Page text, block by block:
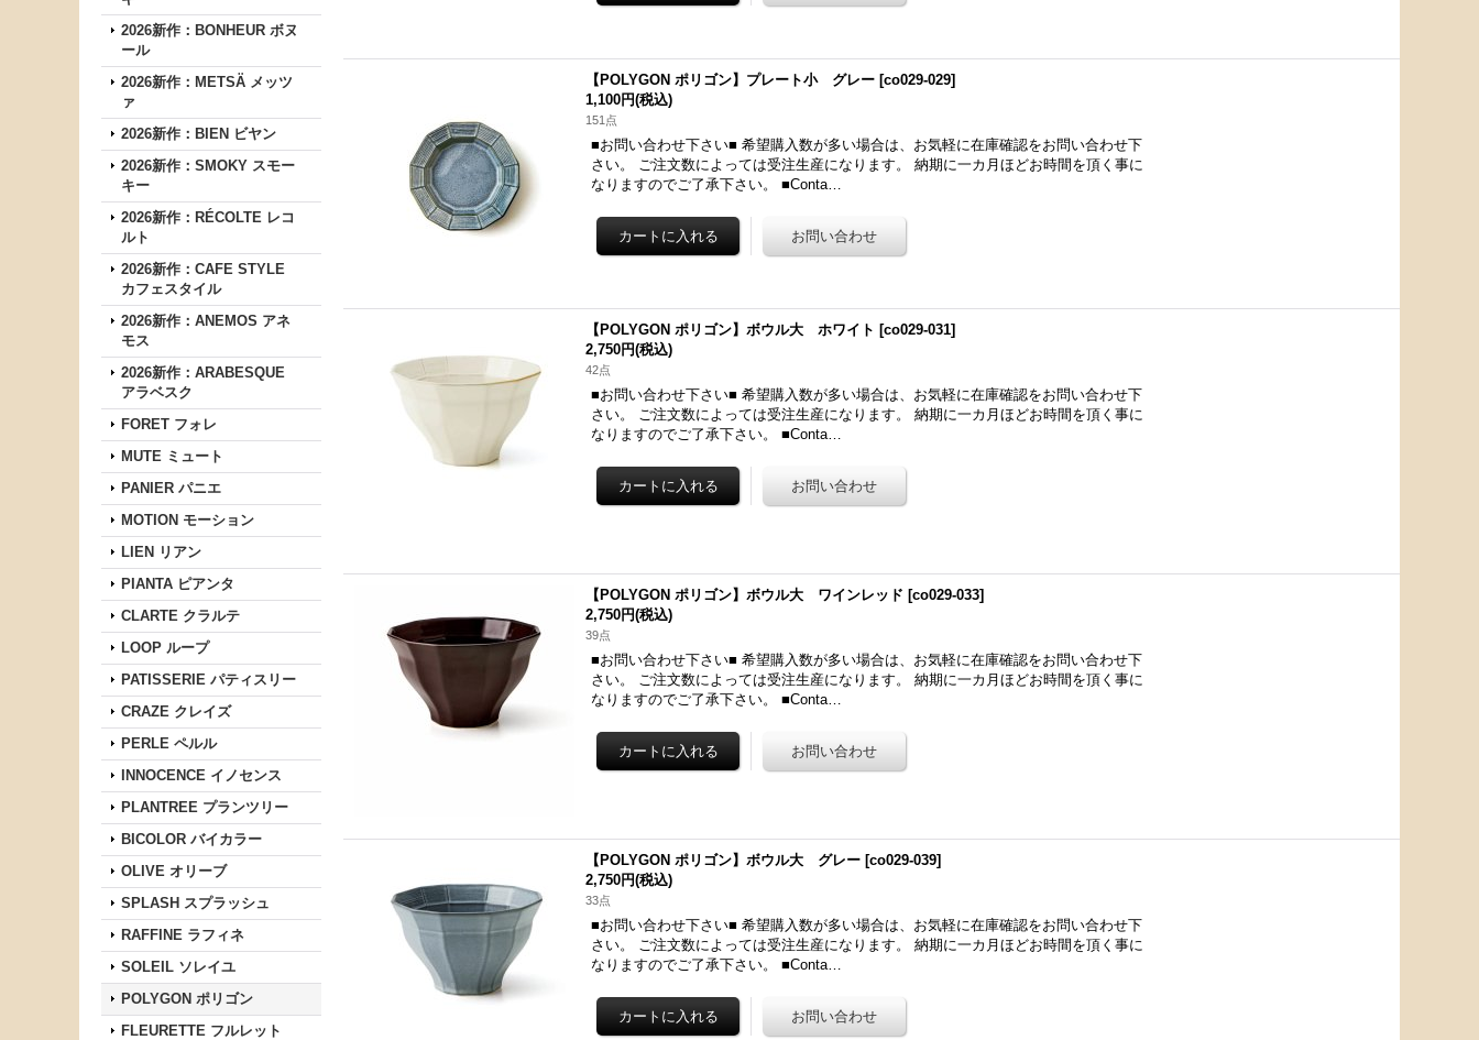
2026新作：BONHEUR ボヌ
ール
2026新作：METSÄ メッツ
ァ
2026新作：BIEN ビヤン
2026新作：SMOKY スモー
キー
2026新作：RÉCOLTE レコ
ルト
2026新作：CAFE STYLE
カフェスタイル
2026新作：ANEMOS アネ
モス
2026新作：ARABESQUE
アラベスク
FORET フォレ
MUTE ミュート
PANIER パニエ
MOTION モーション
LIEN リアン
PIANTA ピアンタ
CLARTE クラルテ
LOOP ループ
PATISSERIE パティスリー
CRAZE クレイズ
PERLE ペルル
INNOCENCE イノセンス
PLANTREE プランツリー
BICOLOR バイカラー
OLIVE オリーブ
SPLASH スプラッシュ
RAFFINE ラフィネ
SOLEIL ソレイユ
POLYGON ポリゴン
FLEURETTE フルレット
【POLYGON ポリゴン】プレート小 グレー [co029-029]
1,100円(税込)
151点
■お問い合わせ下さい■ 希望購入数が多い場合は、お気軽に在庫確認をお問い合わせ下
さい。 ご注文数によっては受注生産になります。 納期に一カ月ほどお時間を頂く事に
なりますのでご了承下さい。 ■Conta…
【POLYGON ポリゴン】ボウル大 ホワイト [co029-031]
2,750円(税込)
42点
■お問い合わせ下さい■ 希望購入数が多い場合は、お気軽に在庫確認をお問い合わせ下
さい。 ご注文数によっては受注生産になります。 納期に一カ月ほどお時間を頂く事に
なりますのでご了承下さい。 ■Conta…
【POLYGON ポリゴン】ボウル大 ワインレッド [co029-033]
2,750円(税込)
39点
■お問い合わせ下さい■ 希望購入数が多い場合は、お気軽に在庫確認をお問い合わせ下
さい。 ご注文数によっては受注生産になります。 納期に一カ月ほどお時間を頂く事に
なりますのでご了承下さい。 ■Conta…
【POLYGON ポリゴン】ボウル大 グレー [co029-039]
2,750円(税込)
33点
■お問い合わせ下さい■ 希望購入数が多い場合は、お気軽に在庫確認をお問い合わせ下
さい。 ご注文数によっては受注生産になります。 納期に一カ月ほどお時間を頂く事に
なりますのでご了承下さい。 ■Conta…